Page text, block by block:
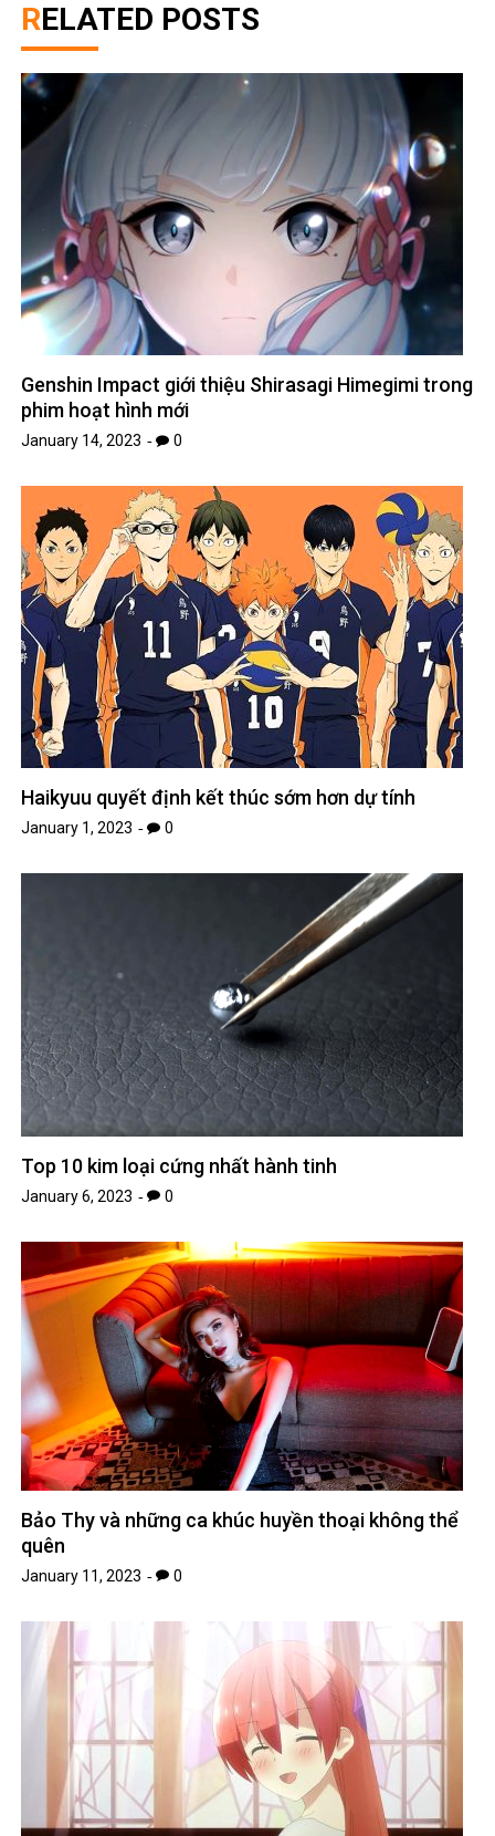
RELATED POSTS
Genshin Impact giới thiệu Shirasagi Himegimi trong
phim hoạt hình mới
January 14, 2023 0
Haikyuu quyết định kết thúc sớm hơn dự tính
January 1, 2023 0
Top 10 kim loại cứng nhất hành tinh
January 6, 2023 0
Bảo Thy và những ca khúc huyền thoại không thể
quên
January 11, 2023 0